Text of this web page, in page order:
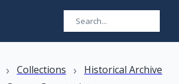
› Collections › Historical Archive